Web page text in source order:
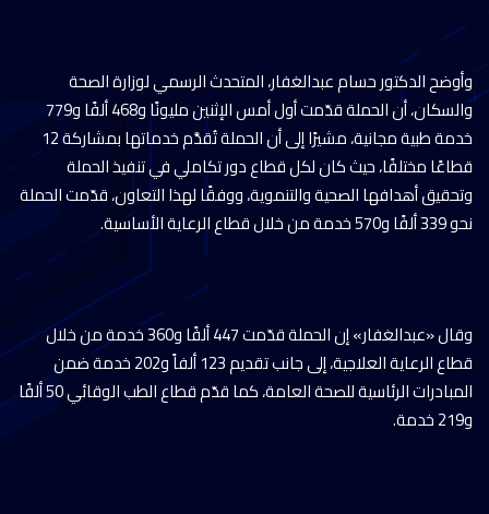
وأوضح الدكتور حسام عبدالغفار، المتحدث الرسمي لوزارة الصحة
والسكان، أن الحملة قدّمت أول أمس الإثنين مليونًا و468 ألفًا و779
خدمة طبية مجانية، مشيرًا إلى أن الحملة تُقدَّم خدماتها بمشاركة 12
قطاعًا مختلفًا، حيث كان لكل قطاع دور تكاملي في تنفيذ الحملة
وتحقيق أهدافها الصحية والتنموية، ووفقًا لهذا التعاون، قدّمت الحملة
نحو 339 ألفًا و570 خدمة من خلال قطاع الرعاية الأساسية.
وقال «عبدالغفار» إن الحملة قدّمت 447 ألفًا و360 خدمة من خلال
قطاع الرعاية العلاجية، إلى جانب تقديم 123 ألفاً و202 خدمة ضمن
المبادرات الرئاسية للصحة العامة، كما قدّم قطاع الطب الوقائي 50 ألفًا
و219 خدمة.